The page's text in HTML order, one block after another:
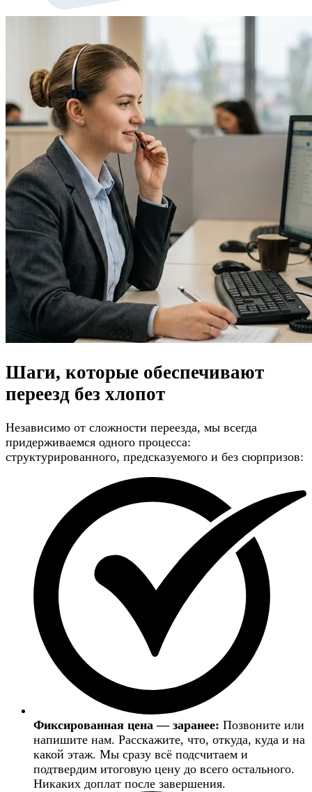
Шаги, которые обеспечивают
переезд без хлопот
Независимо от сложности переезда, мы всегда
придерживаемся одного процесса:
структурированного, предсказуемого и без сюрпризов:
Фиксированная цена — заранее: Позвоните или
напишите нам. Расскажите, что, откуда, куда и на
какой этаж. Мы сразу всё подсчитаем и
подтвердим итоговую цену до всего остального.
Никаких доплат после завершения.